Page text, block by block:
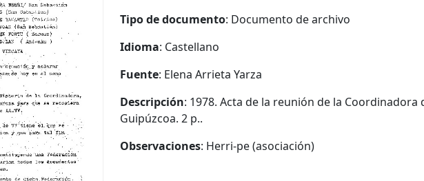
Tipo de documento: Documento de archivo
Idioma: Castellano
Fuente: Elena Arrieta Yarza
Descripción: 1978. Acta de la reunión de la Coordinadora
Guipúzcoa. 2 p..
Observaciones: Herri-pe (asociación)